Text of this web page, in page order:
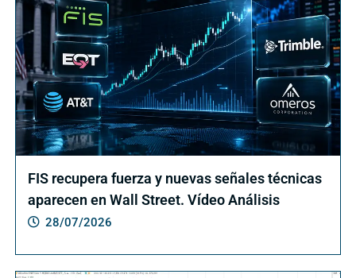
FIS recupera fuerza y nuevas señales técnicas
aparecen en Wall Street. Vídeo Análisis
28/07/2026